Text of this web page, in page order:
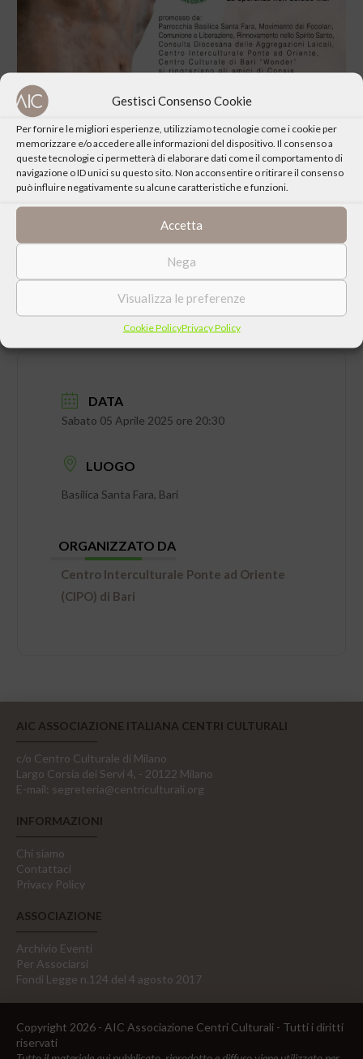
Gestisci Consenso Cookie
Per fornire le migliori esperienze, utilizziamo tecnologie come i cookie per
memorizzare e/o accedere alle informazioni del dispositivo. Il consenso a
queste tecnologie ci permetterà di elaborare dati come il comportamento di
navigazione o ID unici su questo sito. Non acconsentire o ritirare il consenso
può influire negativamente su alcune caratteristiche e funzioni.
Accetta
Nega
Visualizza le preferenze
Cookie PolicyPrivacy Policy
CONDIVIDI QUESTO EVENTO
DATA
Sabato 05 Aprile 2025 ore 20:30
LUOGO
Basilica Santa Fara, Bari
ORGANIZZATO DA
Centro Interculturale Ponte ad Oriente
(CIPO) di Bari
AIC ASSOCIAZIONE ITALIANA CENTRI CULTURALI
c/o Centro Culturale di Milano
Largo Corsia dei Servi 4, - 20122 Milano
E-mail: segreteria@centriculturali.org
INFORMAZIONI
Chi siamo
Contattaci
Privacy Policy
ASSOCIAZIONE
Archivio Eventi
Per Associarsi
Fondi Legge n.124 del 4 agosto 2017
Copyright 2026 - AIC Associazione Centri Culturali - Tutti i diritti
riservati